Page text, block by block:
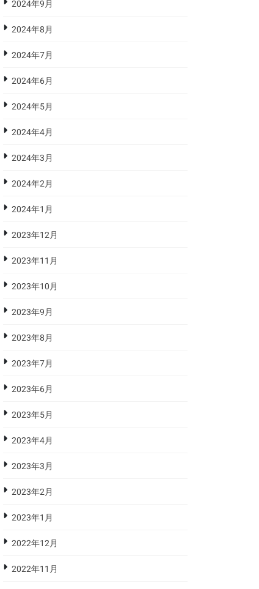
2024年9月
2024年8月
2024年7月
2024年6月
2024年5月
2024年4月
2024年3月
2024年2月
2024年1月
2023年12月
2023年11月
2023年10月
2023年9月
2023年8月
2023年7月
2023年6月
2023年5月
2023年4月
2023年3月
2023年2月
2023年1月
2022年12月
2022年11月